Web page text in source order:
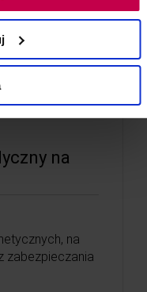
na
na
zabezpieczania